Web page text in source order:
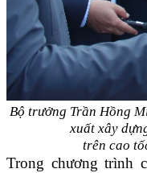
Bộ trưởng Trần Hồng
xuất xây
trên cao
Trong chương trình